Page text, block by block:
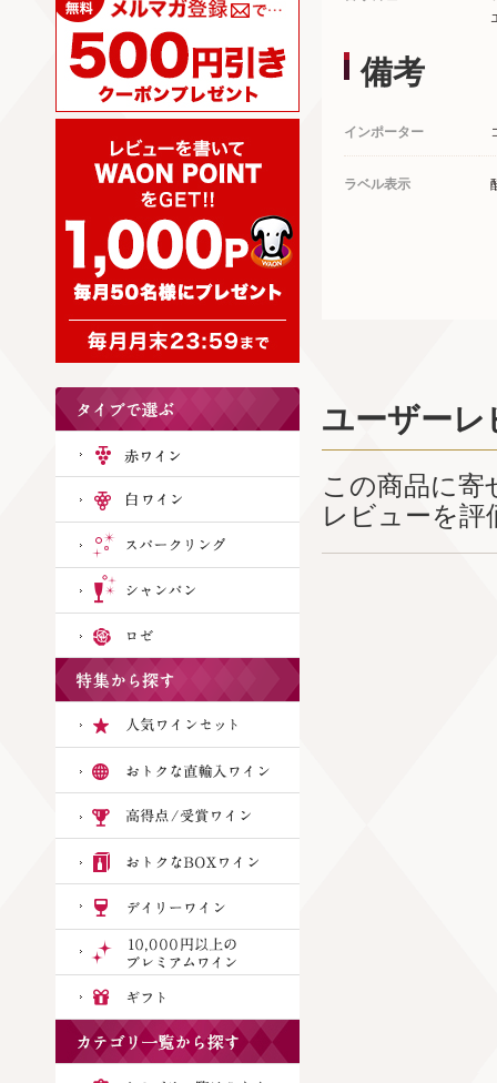
備考
インポーター
ラベル表示
ユーザーレ
この商品に
レビューを評